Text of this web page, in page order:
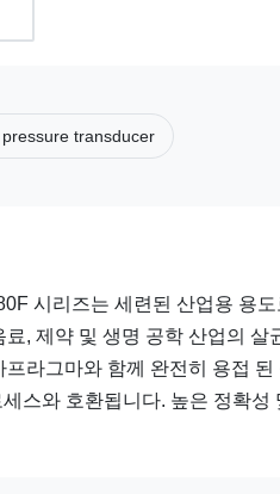
transducer
시리즈는 세련된 산업용 용
, 제약 및 생명 공학 산업의
라그마와 함께 완전히 용접
스와 호환됩니다. 높은 정확